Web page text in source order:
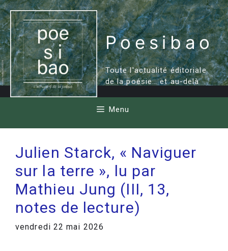
Aller
au
contenu
Poesibao
Toute l'actualité éditoriale
de la poésie… et au-delà
Menu
Julien Starck, « Naviguer
sur la terre », lu par
Mathieu Jung (III, 13,
notes de lecture)
vendredi 22 mai 2026